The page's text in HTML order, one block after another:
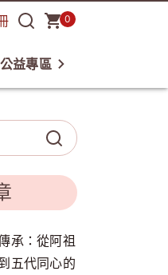
0
公益專區
承：從阿祖
五代同心的